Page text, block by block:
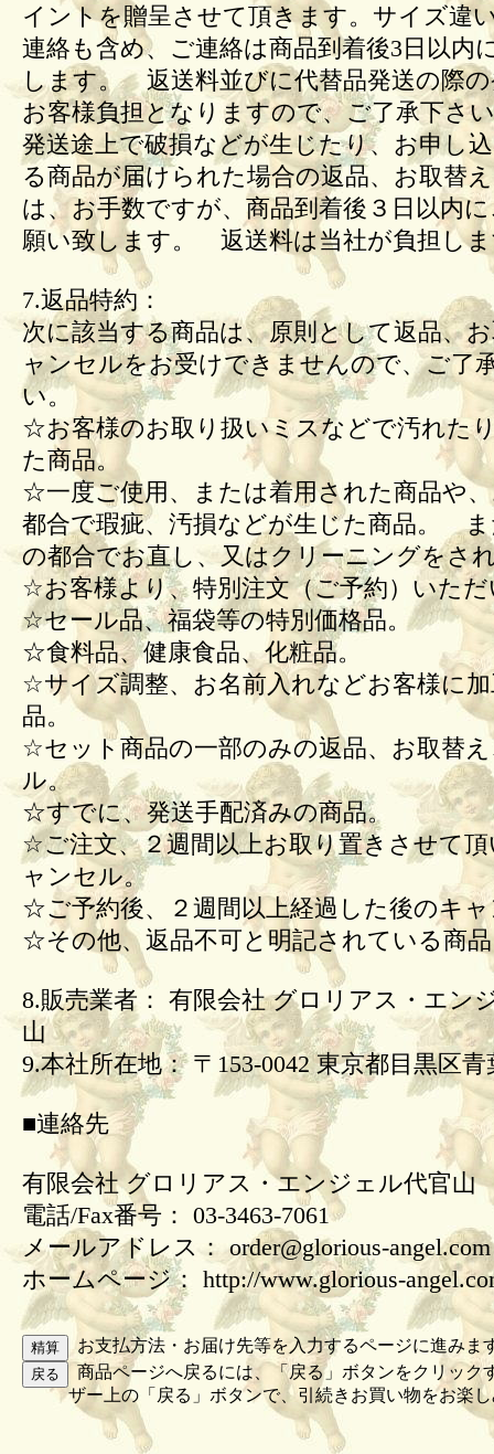
イントを贈呈させて頂きます。サイズ違
連絡も含め、ご連絡は商品到着後3日以内
します。 返送料並びに代替品発送の際の
お客様負担となりますので、ご了承下さ
発送途上で破損などが生じたり、お申し
る商品が届けられた場合の返品、お取替
は、お手数ですが、商品到着後３日以内
願い致します。 返送料は当社が負担し
7.返品特約：
次に該当する商品は、原則として返品、
ャンセルをお受けできませんので、ご了
い。
☆お客様のお取り扱いミスなどで汚れた
た商品。
☆一度ご使用、または着用された商品や
都合で瑕疵、汚損などが生じた商品。
の都合でお直し、又はクリーニングをさ
☆お客様より、特別注文（ご予約）いた
☆セール品、福袋等の特別価格品。
☆食料品、健康食品、化粧品。
☆サイズ調整、お名前入れなどお客様に
品。
☆セット商品の一部のみの返品、お取替
ル。
☆すでに、発送手配済みの商品。
☆ご注文、２週間以上お取り置きさせて
ャンセル。
☆ご予約後、２週間以上経過した後のキ
☆その他、返品不可と明記されている商
8.販売業者： 有限会社 グロリアス・エン
山
9.本社所在地： 〒153-0042 東京都目黒区青
■連絡先
有限会社 グロリアス・エンジェル代官山
電話/Fax番号： 03-3463-7061
メールアドレス： order@glorious-angel.com
ホームページ： http://www.glorious-
お支払方法・お届け先等を入力するページに進みま
商品ページへ戻るには、「戻る」ボタンをクリック
ザー上の「戻る」ボタンで、引続きお買い物をお楽